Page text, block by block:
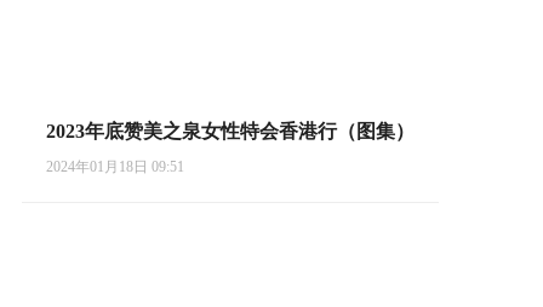
2023年底赞美之泉女性特会香港行（图集）
2024年01月18日 09:51